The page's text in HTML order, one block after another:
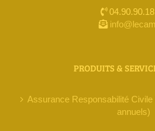
PRODUITS &
Assurance Responsabilité
annuels)